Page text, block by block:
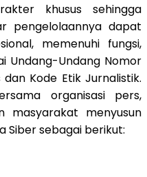
khusus sehingga
pengelolaannya dapat
memenuhi fungsi,
Undang-Undang Nomor
Kode Etik Jurnalistik.
organisasi pers,
masyarakat menyusun
Siber sebagai berikut: